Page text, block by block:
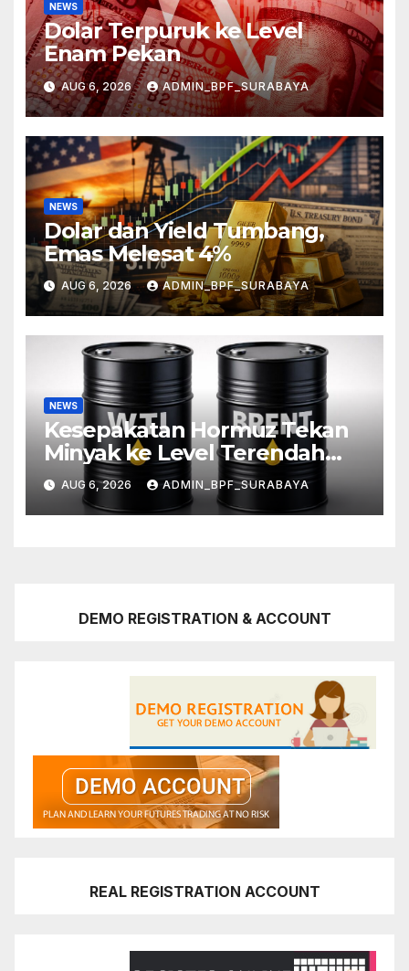
NEWS
Dolar Terpuruk ke Level
Enam Pekan
AUG 6, 2026 ADMIN_BPF_SURABAYA
NEWS
Dolar dan Yield Tumbang,
Emas Melesat 4%
AUG 6, 2026 ADMIN_BPF_SURABAYA
NEWS
Kesepakatan Hormuz Tekan
Minyak ke Level Terendah
Sebulan
AUG 6, 2026 ADMIN_BPF_SURABAYA
DEMO REGISTRATION & ACCOUNT
REAL REGISTRATION ACCOUNT